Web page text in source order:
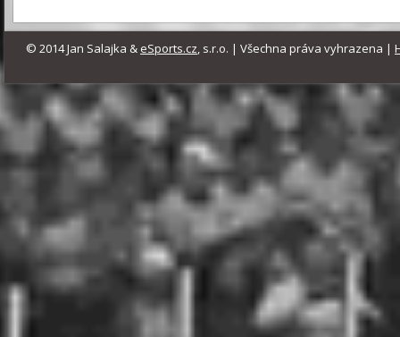
© 2014 Jan Salajka & eSports.cz, s.r.o. | Všechna práva vyhrazena |